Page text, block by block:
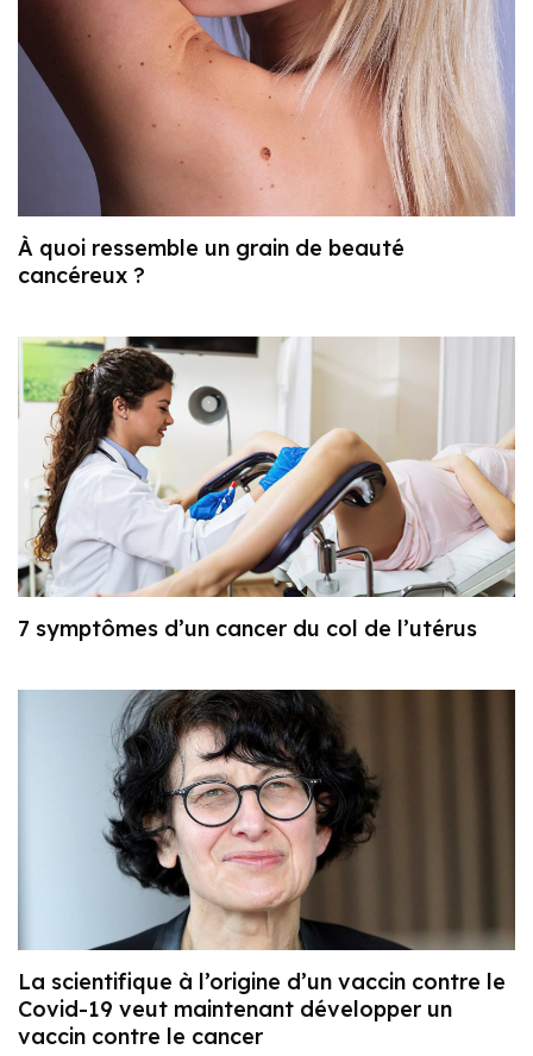
À quoi ressemble un grain de beauté
cancéreux ?
7 symptômes d’un cancer du col de l’utérus
La scientifique à l’origine d’un vaccin contre le
Covid-19 veut maintenant développer un
vaccin contre le cancer